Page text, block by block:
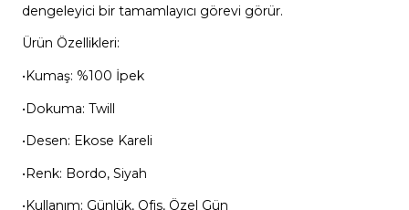
dengeleyici bir tamamlayıcı görevi görür.
Ürün Özellikleri:
•Kumaş: %100 İpek
•Dokuma: Twill
•Desen: Ekose Kareli
•Renk: Bordo, Siyah
•Kullanım: Günlük, Ofis, Özel Gün